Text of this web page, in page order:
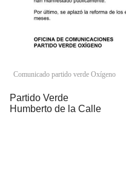
Comunicado partido verde Oxígeno
Partido Verde
Humberto de la Calle